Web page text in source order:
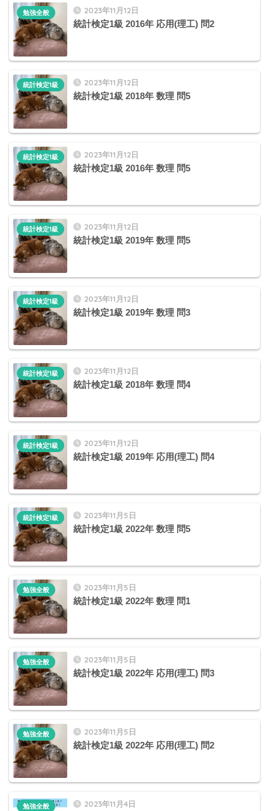
2023年11月12日
統計検定1級 2016年 応用(理工) 問2
勉強全般
2023年11月12日
統計検定1級 2018年 数理 問5
統計検定1級
2023年11月12日
統計検定1級 2016年 数理 問5
統計検定1級
2023年11月12日
統計検定1級 2019年 数理 問5
統計検定1級
2023年11月12日
統計検定1級 2019年 数理 問3
統計検定1級
2023年11月12日
統計検定1級 2018年 数理 問4
統計検定1級
2023年11月12日
統計検定1級 2019年 応用(理工) 問4
統計検定1級
2023年11月5日
統計検定1級 2022年 数理 問5
統計検定1級
2023年11月5日
統計検定1級 2022年 数理 問1
勉強全般
2023年11月5日
統計検定1級 2022年 応用(理工) 問3
勉強全般
2023年11月5日
統計検定1級 2022年 応用(理工) 問2
勉強全般
2023年11月4日
勉強全般